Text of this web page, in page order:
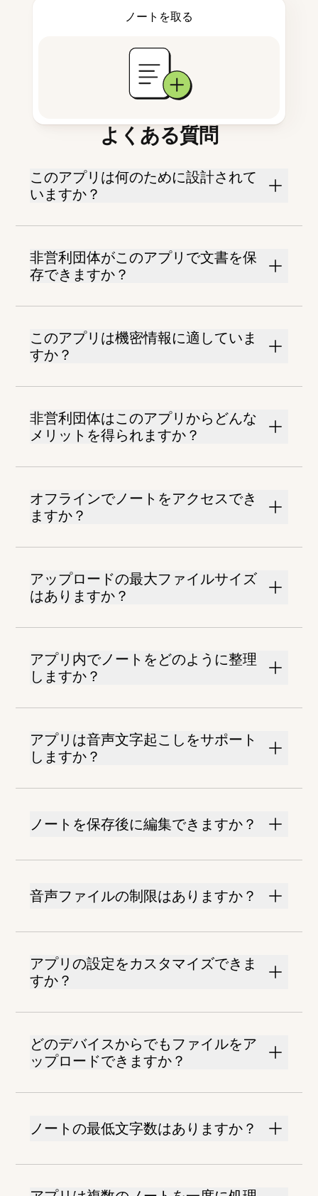
ノートを取る
よくある質問
このアプリは何のために設計されて
いますか？
非営利団体がこのアプリで文書を保
存できますか？
このアプリは機密情報に適していま
すか？
非営利団体はこのアプリからどんな
メリットを得られますか？
オフラインでノートをアクセスでき
ますか？
アップロードの最大ファイルサイズ
はありますか？
アプリ内でノートをどのように整理
しますか？
アプリは音声文字起こしをサポート
しますか？
ノートを保存後に編集できますか？
音声ファイルの制限はありますか？
アプリの設定をカスタマイズできま
すか？
どのデバイスからでもファイルをア
ップロードできますか？
ノートの最低文字数はありますか？